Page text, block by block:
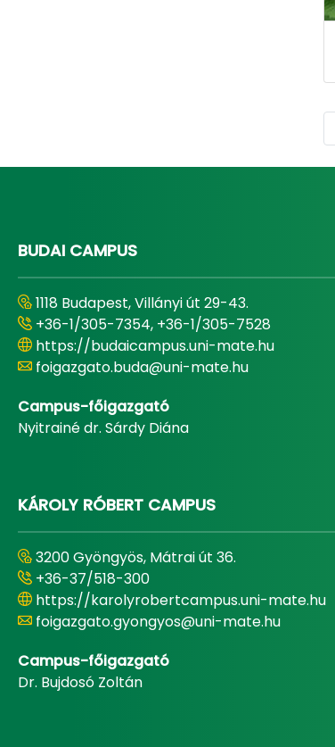
BUDAI CAMPUS
1118 Budapest, Villányi út 29-43.
+36-1/305-7354, +36-1/305-7528
https://budaicampus.uni-mate.hu
foigazgato.buda@uni-mate.hu
Campus-főigazgató
Nyitrainé dr. Sárdy Diána
KÁROLY RÓBERT CAMPUS
3200 Gyöngyös, Mátrai út 36.
+36-37/518-300
https://karolyrobertcampus.uni-mate.hu
foigazgato.gyongyos@uni-mate.hu
Campus-főigazgató
Dr. Bujdosó Zoltán